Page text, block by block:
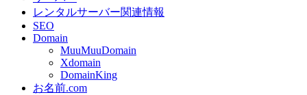
レンタルサーバー関連情報
SEO
Domain
MuuMuuDomain
Xdomain
DomainKing
お名前.com